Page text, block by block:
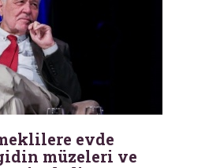
evde
müzeleri ve